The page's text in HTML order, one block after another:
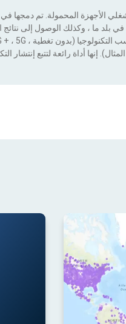
المحمولة. تم دمجها في
بلد ما ، وكذلك الوصول إلى نتائج
إنها أداة رائعة لتتبع إنتشار